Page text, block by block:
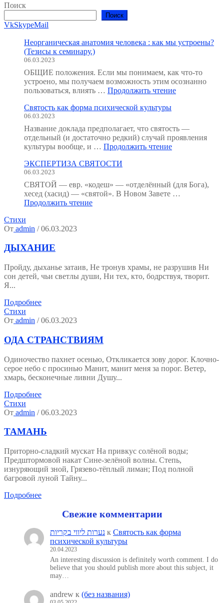
Поиск
Поиск
VkSkypeMail
Неорганическая анатомия человека : как мы устроены?
(Тезисы к семинару.)
06.03.2023
ОБЩИЕ положения. Если мы понимаем, как что-то
устроено, мы получаем возможность этим осознанно
пользоваться, влиять … Продолжить чтение
как
мы
Святость как форма психической культуры
06.03.2023
Название доклада предполагает, что святость —
отдельный (и достаточно редкий) случай проявления
культуры вообще, и … Продолжить чтение"Святость
культуры"
ЭКСПЕРТИЗА СВЯТОСТИ
06.03.2023
СВЯТОЙ — евр. «кодеш» — «отделённый (для Бога),
хесед (хасид) — «святой». В Новом Завете …
Продолжить чтение"ЭКСПЕРТИЗА
Стихи
От admin / 06.03.2023
ДЫХАНИЕ
Пройду, дыханье затаив, Не тронув храмы, не разрушив Ни
сон детей, чьи светлы души, Ни тех, кто, бодрствуя, творит.
Я...
Подробнее
Стихи
От admin / 06.03.2023
ОДА СТРАНСТВИЯМ
Одиночество пахнет осенью, Откликается зову дорог. Клочно-
серое небо с просинью Манит, манит меня за порог. Ветер,
хмарь, бесконечные ливни Душу...
Подробнее
Стихи
От admin / 06.03.2023
ТАМАНЬ
Приторно-сладкий мускат На привкус солёной воды;
Предштормовой накат Сине-зелёной волны. Степь,
изнуряющий зной, Грязево-тёплый лиман; Под полной
багровой луной Тайну...
Подробнее
Свежие комментарии
נערות ליווי בקריות к Святость как форма
психической культуры
20.04.2023
An interesting discussion is definitely worth comment. I do
believe that you should publish more about this subject, it
may…
andrew к (без названия)